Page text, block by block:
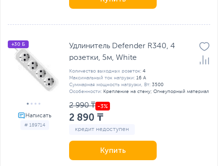
# 189714
+30 Б
Удлинитель Defender R340, 4
розетки, 5м, White
Количество выходных розеток: 4
Максимальный ток нагрузки: 16 А
Суммарная мощность нагрузки, Вт: 3500
Особенности: Крепление на стену; Огнеупорный материал
2 990 ₸
2 890 ₸
кредит недоступен
Купить